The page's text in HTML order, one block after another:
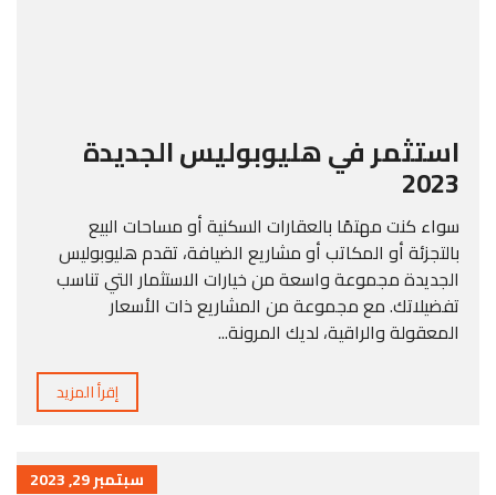
استثمر في هليوبوليس الجديدة
2023
سواء كنت مهتمًا بالعقارات السكنية أو مساحات البيع
بالتجزئة أو المكاتب أو مشاريع الضيافة، تقدم هليوبوليس
الجديدة مجموعة واسعة من خيارات الاستثمار التي تناسب
تفضيلاتك. مع مجموعة من المشاريع ذات الأسعار
المعقولة والراقية، لديك المرونة...
إقرأ المزيد
سبتمبر 29, 2023